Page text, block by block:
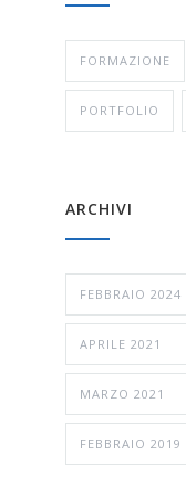
FORMAZIONE
PORTFOLIO
ARCHIVI
FEBBRAIO 2024
APRILE 2021
MARZO 2021
FEBBRAIO 2019